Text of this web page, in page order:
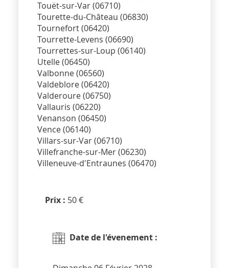
Touët-sur-Var (06710)
Tourette-du-Château (06830)
Tournefort (06420)
Tourrette-Levens (06690)
Tourrettes-sur-Loup (06140)
Utelle (06450)
Valbonne (06560)
Valdeblore (06420)
Valderoure (06750)
Vallauris (06220)
Venanson (06450)
Vence (06140)
Villars-sur-Var (06710)
Villefranche-sur-Mer (06230)
Villeneuve-d'Entraunes (06470)
Prix : 50 €
Date de l'évenement :